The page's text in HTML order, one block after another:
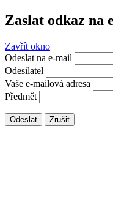
Zaslat odkaz na
Zavřít okno
Odeslat na e-mail
Odesilatel
Vaše e-mailová adresa
Předmět
Odeslat Zrušit